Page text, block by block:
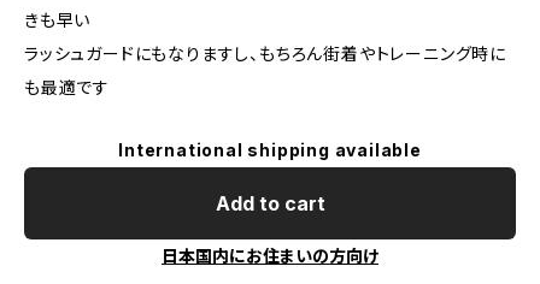
きも早い
ラッシュガードにもなりますし、もちろん街着やトレーニング時に
も最適です
International shipping available
Add to cart
日本国内にお住まいの方向け